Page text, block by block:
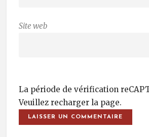
Site web
La période de vérification
Veuillez recharger la page.